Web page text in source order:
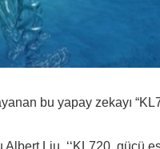
bu yapay zekayı